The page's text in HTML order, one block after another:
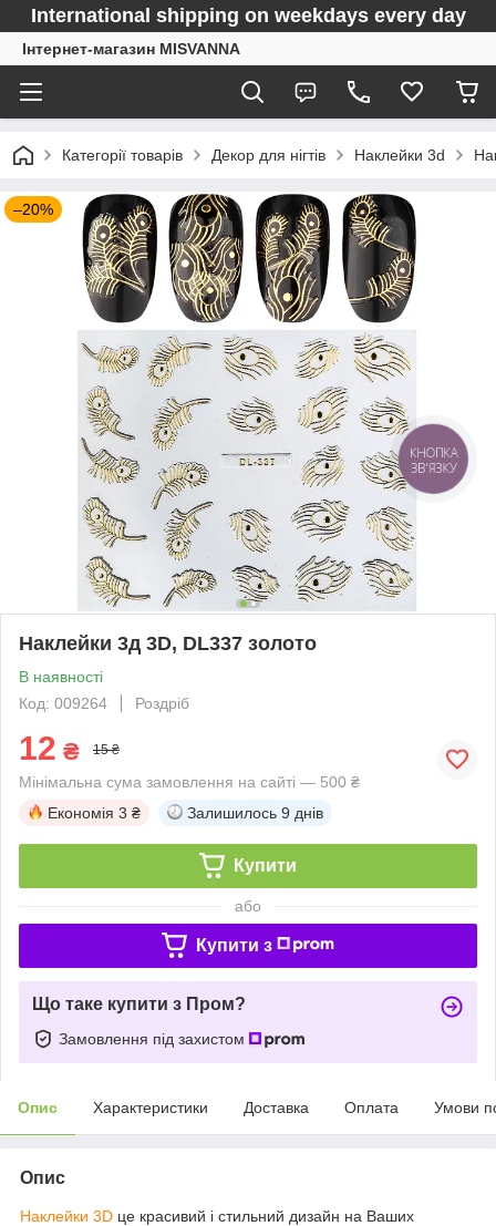
International shipping on weekdays every day
Інтернет-магазин MISVANNA
Категорії товарів Декор для нігтів Наклейки 3d
–20%
Наклейки 3д 3D, DL337 золото
В наявності
Код: 009264
Роздріб
12 ₴ 15 ₴
Мінімальна сума замовлення на сайті — 500 ₴
Економія 3 ₴ Залишилось 9 днів
Купити
або
Купити з
Що таке купити з Пром?
Замовлення під захистом
Опис Характеристики Доставка Оплата Умови
Опис
Наклейки 3D це красивий і стильний дизайн на Ваших
КНОПКА
ЗВ'ЯЗКУ